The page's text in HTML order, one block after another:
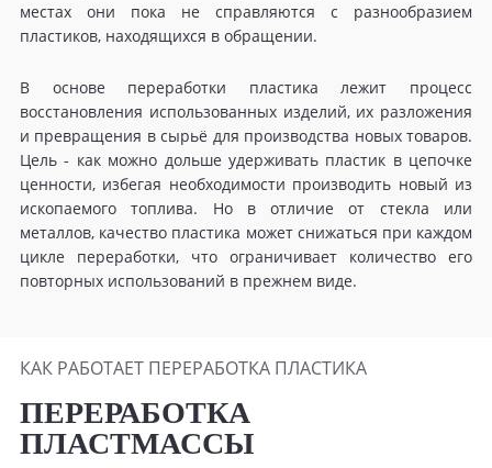
местах они пока не справляются с разнообразием
пластиков, находящихся в обращении.
В основе переработки пластика лежит процесс
восстановления использованных изделий, их разложения
и превращения в сырьё для производства новых товаров.
Цель - как можно дольше удерживать пластик в цепочке
ценности, избегая необходимости производить новый из
ископаемого топлива. Но в отличие от стекла или
металлов, качество пластика может снижаться при каждом
цикле переработки, что ограничивает количество его
повторных использований в прежнем виде.
КАК РАБОТАЕТ ПЕРЕРАБОТКА ПЛАСТИКА
ПЕРЕРАБОТКА
ПЛАСТМАССЫ